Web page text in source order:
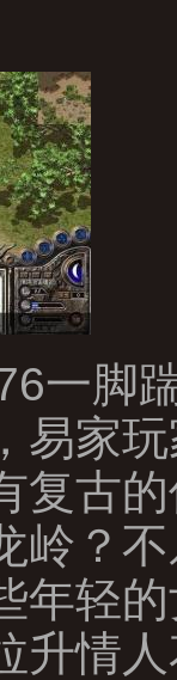
一脚
易家
复古
岭？
年轻
升情